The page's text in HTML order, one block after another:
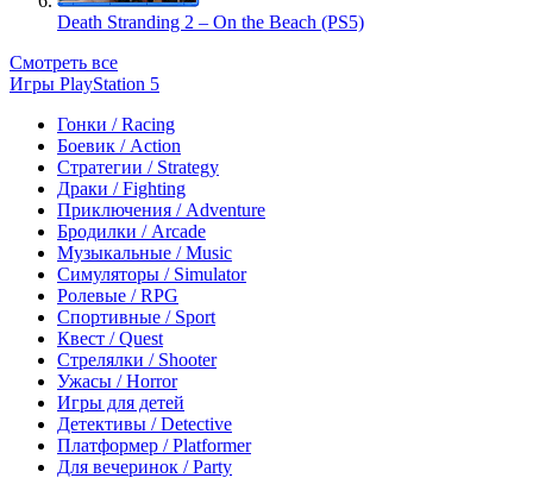
Death Stranding 2 – On the Beach (PS5)
Смотреть все
Игры PlayStation 5
Гонки / Racing
Боевик / Action
Стратегии / Strategy
Драки / Fighting
Приключения / Adventure
Бродилки / Arcade
Музыкальные / Music
Симуляторы / Simulator
Ролевые / RPG
Спортивные / Sport
Квест / Quest
Стрелялки / Shooter
Ужасы / Horror
Игры для детей
Детективы / Detective
Платформер / Platformer
Для вечеринок / Party